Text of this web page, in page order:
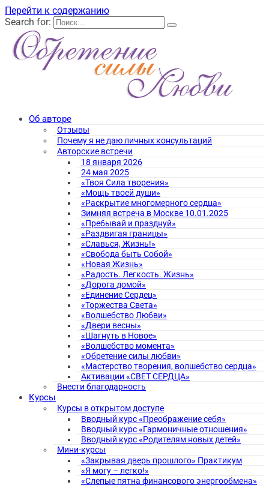
Перейти к содержанию
Search for:
Об авторе
Отзывы
Почему я не даю личных консультаций
Авторские встречи
18 января 2026
24 мая 2025
«Твоя Сила творения»
«Мощь твоей души»
«Раскрытие многомерного сердца»
Зимняя встреча в Москве 10.01.2025
«Пребывай и празднуй»
«Раздвигая границы»
«Славься, Жизнь!»
«Свобода быть Собой»
«Новая Жизнь»
«Радость. Легкость. Жизнь»
«Дорога домой»
«Единение Сердец»
«Торжества Света»
«Волшебство Любви»
«Двери весны»
«Шагнуть в Новое»
«Волшебство момента»
«Обретение силы любви»
«Мастерство творения, волшебство сердца»
Активации «СВЕТ СЕРДЦА»
Внести благодарность
Курсы
Курсы в открытом доступе
Вводный курс «Преображение себя»
Вводный курс «Гармоничные отношения»
Вводный курс «Родителям новых детей»
Мини-курсы
«Закрывая дверь прошлого» Практикум
«Я могу – легко!»
«Слепые пятна финансового энергообмена»